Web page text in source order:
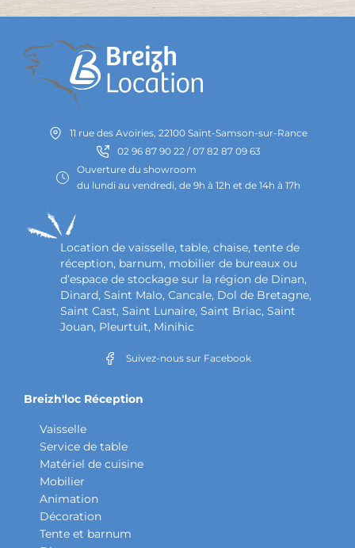
11 rue des Avoiries, 22100 Saint-Samson-sur-Rance
02 96 87 90 22 / 07 82 87 09 63
Ouverture du showroom
du lundi au vendredi, de 9h à 12h et de 14h à 17h
Location de vaisselle, table, chaise, tente de
réception, barnum, mobilier de bureaux ou
d’espace de stockage sur la région de Dinan,
Dinard, Saint Malo, Cancale, Dol de Bretagne,
Saint Cast, Saint Lunaire, Saint Briac, Saint
Jouan, Pleurtuit, Minihic
Suivez-nous sur Facebook
Breizh'loc Réception
Vaisselle
Service de table
Matériel de cuisine
Mobilier
Animation
Décoration
Tente et barnum